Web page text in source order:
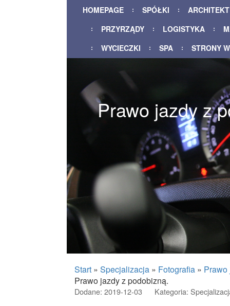
HOMEPAGE SPÓŁKI
PRZYRZĄDY
LOGISTYKA
WYCIECZKI
SPA STRONY
Prawo jazdy z
Start » Specjalizacja » Fotografia »
Prawo jazdy z podobizną.
Dodane: 2019-12-03 Kategoria: